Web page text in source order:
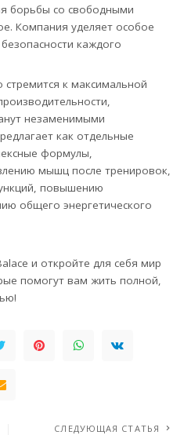
борьбы со свободными
Компания уделяет особое
каждого
к максимальной
незаменимыми
как отдельные
формулы,
мышц после тренировок,
повышению
общего энергетического
и откройте для себя мир
помогут вам жить полной,
СЛЕДУЮЩАЯ СТАТЬЯ